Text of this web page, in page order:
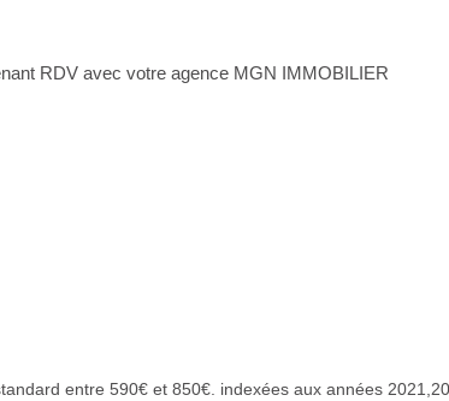
RDV avec votre agence MGN IMMOBILIER
entre 590€ et 850€. indexées aux années